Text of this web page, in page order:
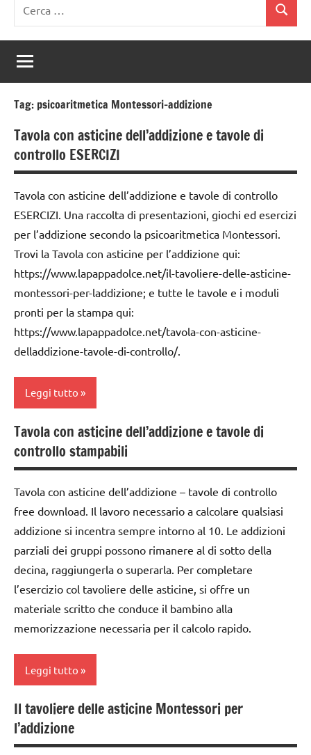
per:
Cerca
Tag: psicoaritmetica Montessori-addizione
Tavola con asticine dell’addizione e tavole di
controllo ESERCIZI
Tavola con asticine dell’addizione e tavole di controllo
ESERCIZI. Una raccolta di presentazioni, giochi ed esercizi
per l’addizione secondo la psicoaritmetica Montessori.
Trovi la Tavola con asticine per l’addizione qui:
https://www.lapappadolce.net/il-tavoliere-delle-asticine-
montessori-per-laddizione; e tutte le tavole e i moduli
pronti per la stampa qui:
https://www.lapappadolce.net/tavola-con-asticine-
delladdizione-tavole-di-controllo/.
Leggi tutto
addizione
6
anni
6
anni
DIDATTICA
MONTESSORI
MATEMATICA
MATEMATICA
MONTESSORI
Tavola con asticine dell’addizione e tavole di
controllo stampabili
Tavola con asticine dell’addizione – tavole di controllo
free download. Il lavoro necessario a calcolare qualsiasi
addizione si incentra sempre intorno al 10. Le addizioni
parziali dei gruppi possono rimanere al di sotto della
decina, raggiungerla o superarla. Per completare
l’esercizio col tavoliere delle asticine, si offre un
materiale scritto che conduce il bambino alla
memorizzazione necessaria per il calcolo rapido.
Leggi tutto
addizione
classe
Il tavoliere delle asticine Montessori per
l’addizione